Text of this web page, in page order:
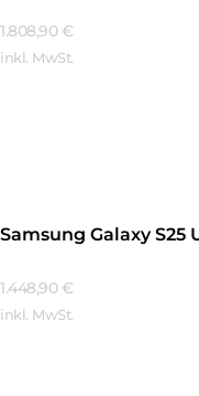
1.808,90 €
inkl. MwSt.
Samsung Galaxy S25
1.448,90 €
inkl. MwSt.